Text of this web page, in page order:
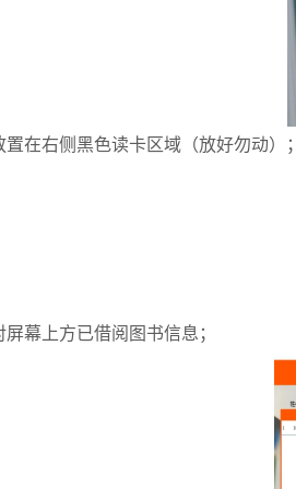
置在右侧黑色读卡区域（放好勿动）；
幕上方已借阅图书信息；